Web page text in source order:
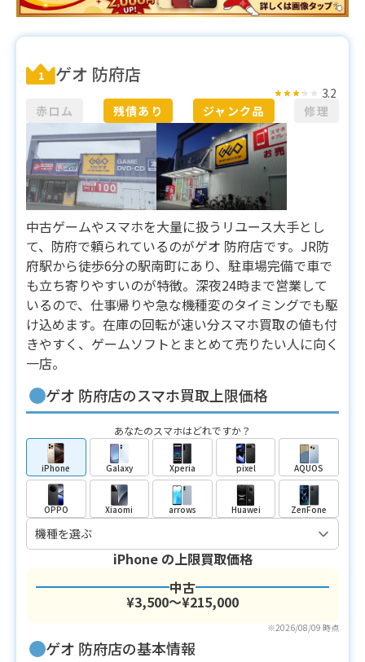
1 ゲオ 防府店
赤ロム 残債あり ジャンク品 修理
3.2
中古ゲームやスマホを大量に扱うリユース大手とし
て、防府で頼られているのがゲオ 防府店です。JR防
府駅から徒歩6分の駅南町にあり、駐車場完備で車で
も立ち寄りやすいのが特徴。深夜24時まで営業して
いるので、仕事帰りや急な機種変のタイミングでも駆
け込めます。在庫の回転が速い分スマホ買取の値も付
きやすく、ゲームソフトとまとめて売りたい人に向く
一店。
ゲオ 防府店のスマホ買取上限価格
あなたのスマホはどれですか？
iPhone Galaxy Xperia pixel AQUOS
OPPO Xiaomi arrows Huawei ZenFone
iPhoneの上限買取価格
中古
¥3,500〜¥215,000
※2026/08/09 時点
ゲオ 防府店の基本情報